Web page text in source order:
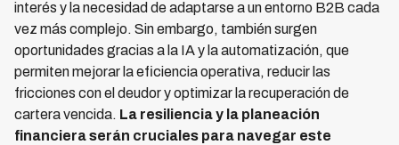
interés y la necesidad de adaptarse a un entorno B2B cada
vez más complejo. Sin embargo, también surgen
oportunidades gracias a la IA y la automatización, que
permiten mejorar la eficiencia operativa, reducir las
fricciones con el deudor y optimizar la recuperación de
cartera vencida. La resiliencia y la planeación
financiera serán cruciales para navegar este